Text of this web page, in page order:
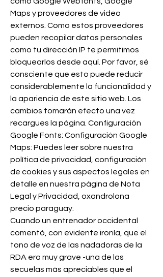
Maps y proveedores de video
externos. Como estos proveedores
pueden recopilar datos personales
como tu dirección IP te permitimos
bloquearlos desde aquí. Por favor, sé
consciente que esto puede reducir
considerablemente la funcionalidad y
la apariencia de este sitio web. Los
cambios tomarán efecto una vez
recargues la página. Configuración
Google Fonts: Configuración Google
Maps: Puedes leer sobre nuestra
política de privacidad, configuración
de cookies y sus aspectos legales en
detalle en nuestra página de Nota
Legal y Privacidad, oxandrolona
precio paraguay.
Cuando un entrenador occidental
comentó, con evidente ironía, que el
tono de voz de las nadadoras de la
RDA era muy grave -una de las
secuelas más apreciables que el